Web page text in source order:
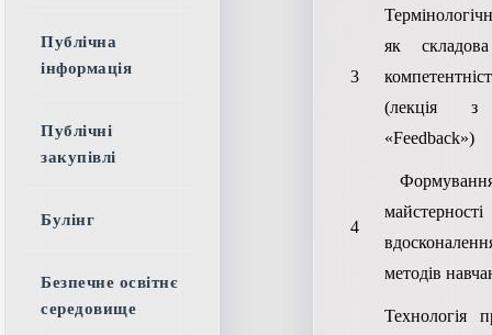
3
як
(лекція з
«Feedback»)
4
методів
Технологія
Публічна
інформація
Публічні
закупівлі
Булінг
Безпечне освітнє
середовище